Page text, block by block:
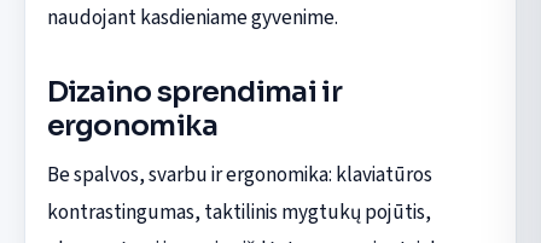
naudojant kasdieniame gyvenime.
Dizaino sprendimai ir
ergonomika
Be spalvos, svarbu ir ergonomika: klaviatūros
kontrastingumas, taktilinis mygtukų pojūtis,